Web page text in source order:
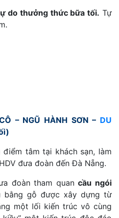
do thưởng thức bữa tối. Tự
– NGŨ HÀNH SƠN – DU
điểm tâm tại khách sạn, làm
đưa đoàn đến Đà Nẵng.
đoàn tham quancầu ngói
bằng gỗ được xây dựng từ
một lối kiến trúc vô cùng